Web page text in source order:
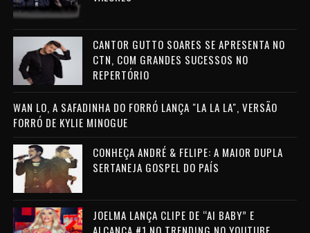
CANTOR GUTTO SOARES SE APRESENTA NO
CTN, COM GRANDES SUCESSOS NO
REPERTÓRIO
WAN LO, A SAFADINHA DO FORRÓ LANÇA "LA LA LA", VERSÃO
FORRÓ DE KYLIE MINOGUE
CONHEÇA ANDRÉ & FELIPE: A MAIOR DUPLA
SERTANEJA GOSPEL DO PAÍS
JOELMA LANÇA CLIPE DE “AI BABY” E